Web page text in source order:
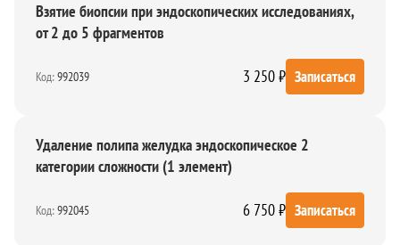
Взятие биопсии при эндоскопических исследованиях,
от 2 до 5 фрагментов
3 250 ₽ Записаться
Код:992039
Удаление полипа желудка эндоскопическое 2
категории сложности (1 элемент)
6 750 ₽ Записаться
Код:992045